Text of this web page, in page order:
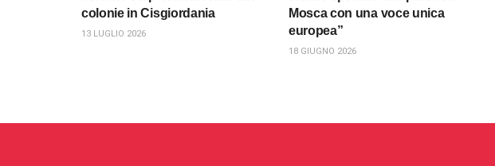
colonie in Cisgiordania
13 LUGLIO 2026
Mosca con una voce unica
europea”
18 GIUGNO 2026